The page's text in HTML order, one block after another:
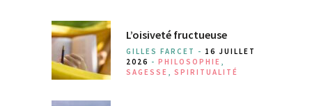
L’oisiveté fructueuse
GILLES FARCET - 16 JUILLET
2026 - PHILOSOPHIE
SAGESSE
SPIRITUALITÉ